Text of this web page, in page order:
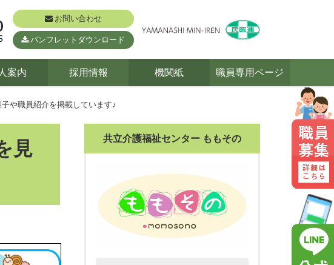
お問い合わせ
パンフレットダウンロード
案内 採用情報 機関紙 職員専用ページ
や職員紹介を掲載しています♪
見
共立介護福祉センター ももその